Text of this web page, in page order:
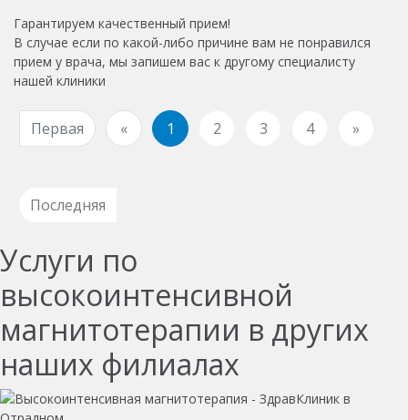
Гарантируем качественный прием!
В случае если по какой-либо причине вам не понравился
прием у врача, мы запишем вас к другому специалисту
нашей клиники
Первая « 1 2 3 4 »
Последняя
Услуги по
высокоинтенсивной
магнитотерапии в других
наших филиалах